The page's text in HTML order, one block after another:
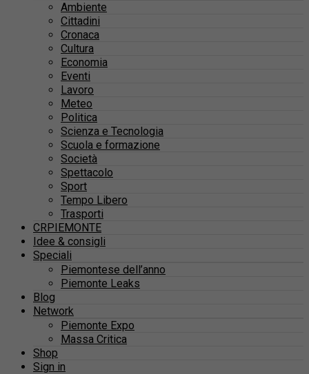
Ambiente
Cittadini
Cronaca
Cultura
Economia
Eventi
Lavoro
Meteo
Politica
Scienza e Tecnologia
Scuola e formazione
Società
Spettacolo
Sport
Tempo Libero
Trasporti
CRPIEMONTE
Idee & consigli
Speciali
Piemontese dell’anno
Piemonte Leaks
Blog
Network
Piemonte Expo
Massa Critica
Shop
Sign in